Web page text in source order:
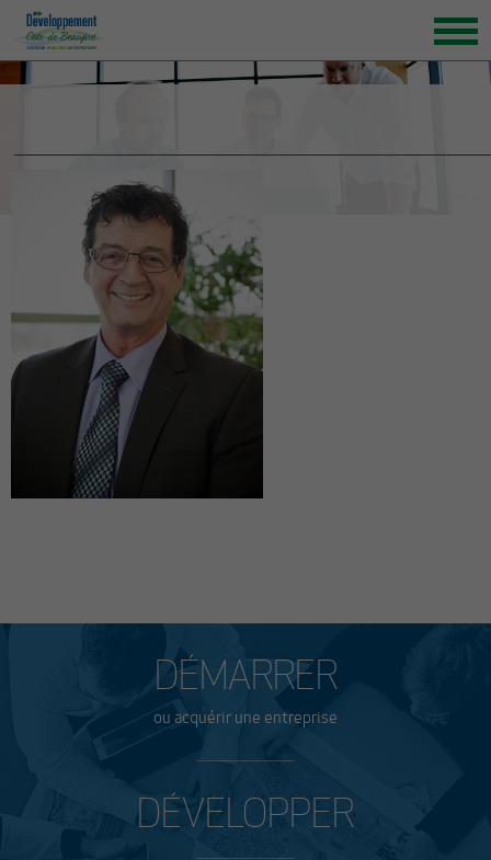
ENTREPRENEURS INSPIRANTS
NOUVELLES
NOUS JOINDRE
DÉMARRER
ou acquérir une entreprise
DÉVELOPPER